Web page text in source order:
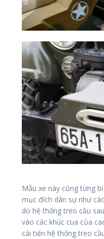
Mẫu xe này cũng từng
mục đích dân sự như
do hệ thống treo cầu
vào các khúc cua của
cải tiến hệ thống treo